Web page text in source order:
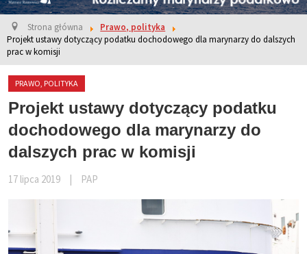
Strona główna
Prawo, polityka
Projekt ustawy dotyczący podatku dochodowego dla marynarzy do dalszych
prac w komisji
PRAWO, POLITYKA
Projekt ustawy dotyczący podatku
dochodowego dla marynarzy do
dalszych prac w komisji
17 lipca 2019 PAP